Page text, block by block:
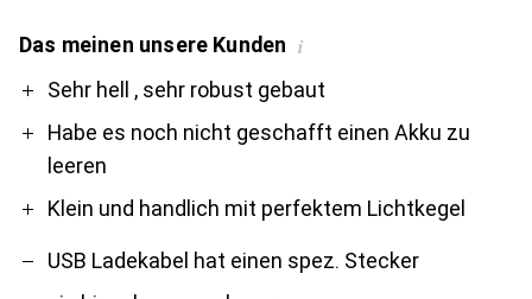
Das meinen unsere Kunden i
ProSehr hell , sehr robust gebaut
Habe es noch nicht geschafft einen Akku zu
leeren
Klein und handlich mit perfektem Lichtkegel
Contra
USB Ladekabel hat einen spez. Stecker